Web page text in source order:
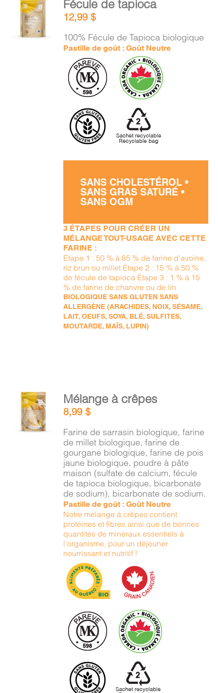
PANIER
EN
AU
PANIER
/
DÉTAILS
Fécule de tapioca
12,99$
100% Fécule de Tapioca biologique
Pastille de goût : Goût Neutre
SANS CHOLESTÉROL •
SANS GRAS SATURÉ •
SANS OGM
3 ÉTAPES POUR CRÉER UN
MÉLANGE TOUT-USAGE AVEC CETTE
FARINE :
Étape 1 : 50 % à 85 % de farine d’avoine,
riz brun ou millet Étape 2 : 15 % à 50 %
de fécule de tapioca Étape 3 : 1 % à 15
% de farine de chanvre ou de lin
BIOLOGIQUE SANS GLUTEN SANS
ALLERGÈNE (ARACHIDES, NOIX, SÉSAME,
LAIT, OEUFS, SOYA, BLÉ, SULFITES,
MOUTARDE, MAÏS, LUPIN)
AJOUTER
AU
PANIER
/
Mélange à crêpes
8,99$
Farine de sarrasin biologique, farine
de millet biologique, farine de
gourgane biologique, farine de pois
jaune biologique, poudre à pâte
maison (sulfate de calcium, fécule
de tapioca biologique, bicarbonate
de sodium), bicarbonate de sodium.
Pastille de goût : Goût Neutre
Notre mélange à crêpes contient
protéines et fibres ainsi que de bonnes
quantités de minéraux essentiels à
l’organisme, pour un déjeuner
nourrissant et nutritif !